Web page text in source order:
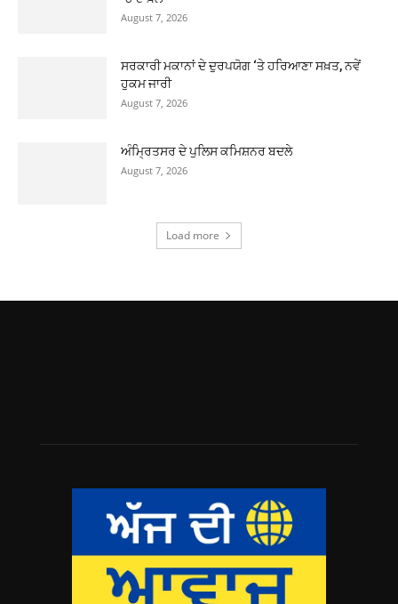
August 7, 2026
ਸਰਕਾਰੀ ਮਕਾਨਾਂ ਦੇ ਦੁਰਪਯੋਗ ‘ਤੇ ਹਰਿਆਣਾ ਸਖ਼ਤ, ਨਵੇਂ
ਹੁਕਮ ਜਾਰੀ
August 7, 2026
ਅੰਮ੍ਰਿਤਸਰ ਦੇ ਪੁਲਿਸ ਕਮਿਸ਼ਨਰ ਬਦਲੇ
August 7, 2026
Load more